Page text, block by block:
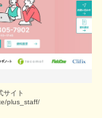
サイト
plus_staff/